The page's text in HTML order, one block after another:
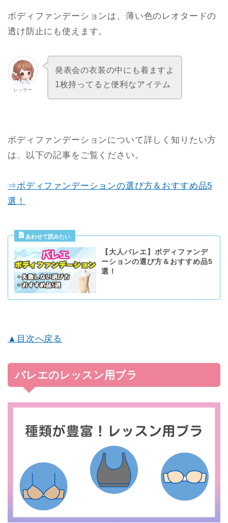
ボディファンデーションは、薄い色のレオタードの
透け防止にも使えます。
レッサー
発表会の衣装の中にも着ますよ
1枚持ってると便利なアイテム
ボディファンデーションについて詳しく知りたい方
は、以下の記事をご覧ください。
⇒ボディファンデーションの選び方＆おすすめ品5
選！
【大人バレエ】ボディファンデ
ーションの選び方＆おすすめ品5
選！
▲目次へ戻る
バレエのレッスン用ブラ